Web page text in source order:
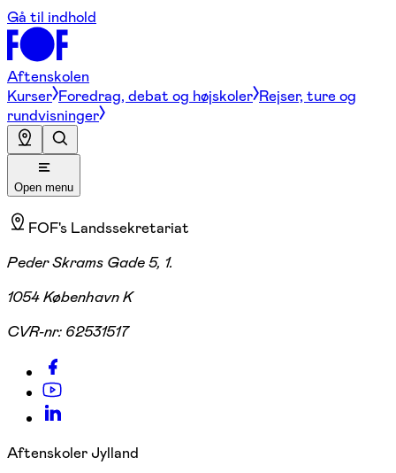
Gå til indhold
Aftenskolen
Kurser Foredrag, debat og højskoler Rejser, ture og
rundvisninger
Open menu
FOF's Landssekretariat
Peder Skrams Gade 5, 1.
1054 København K
CVR-nr: 62531517
Aftenskoler Jylland